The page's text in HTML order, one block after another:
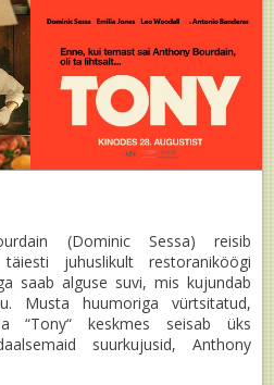
(Dominic Sessa) reisib
juhuslikult restoraniköögi
saab alguse suvi, mis kujundab
Musta huumoriga vürtsitatud,
“Tony“ keskmes seisab üks
suurkujusid, Anthony